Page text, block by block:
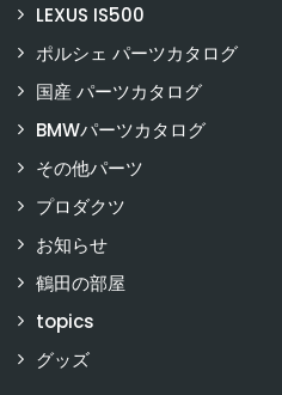
LEXUS IS500
ポルシェ パーツカタログ
国産 パーツカタログ
BMWパーツカタログ
その他パーツ
プロダクツ
お知らせ
鶴田の部屋
topics
グッズ